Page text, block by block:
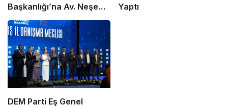
Başkanlığı’na Av. Neşe
Büklü Getirildi
Yaptı
DEM Parti Eş Genel